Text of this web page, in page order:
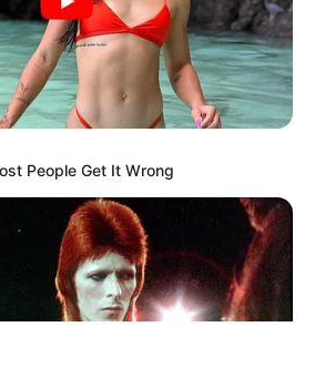
ΕΠΙΚΟΙΝΩΝΙΑ ΟΡΟΙ ΧΡΗΣΗΣ
του Γιώργου Κουτσελίνη
People Get It Wrong